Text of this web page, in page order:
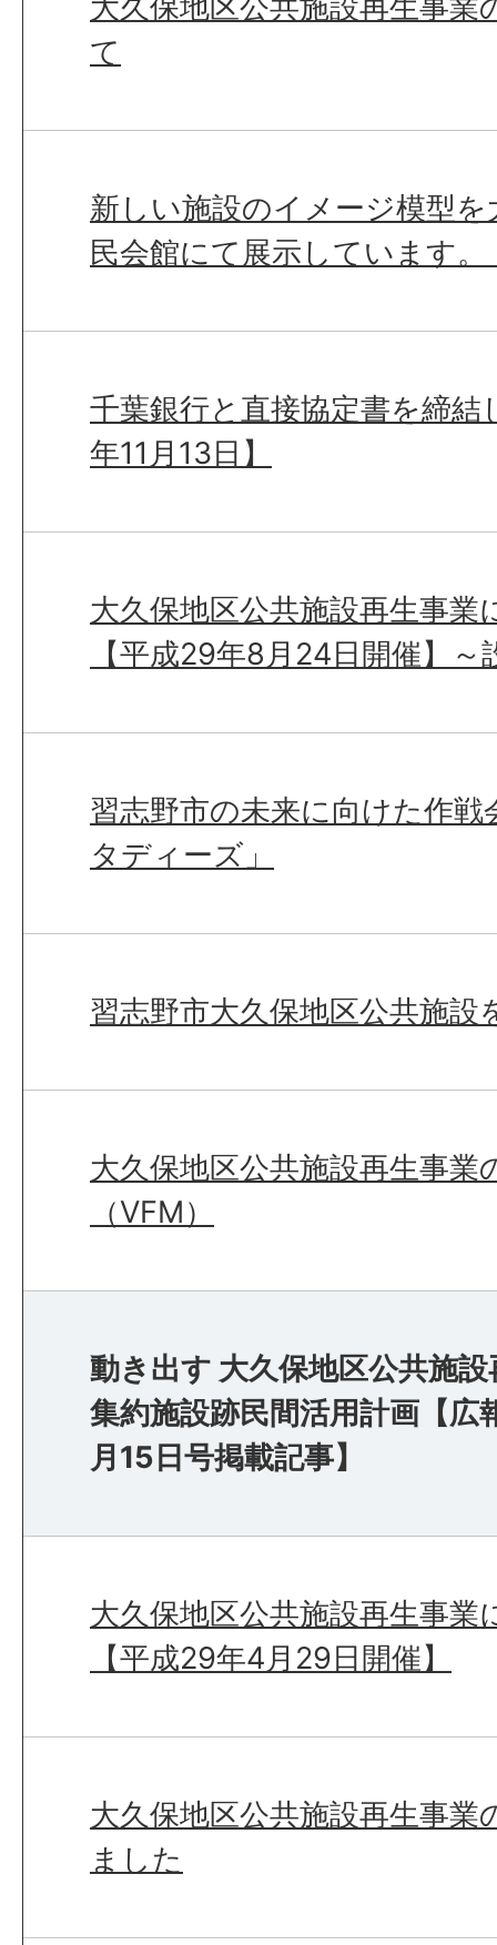
大久保地区公共施設再生事業
て
新しい施設のイメージ模型を
民会館にて展示しています。
千葉銀行と直接協定書を締
年11月13日】
大久保地区公共施設再生事業
【平成29年8月24日開催】～
習志野市の未来に向けた作
タディーズ」
習志野市大久保地区公共施設
大久保地区公共施設再生事業
（VFM）
動き出す 大久保地区公共施
集約施設跡民間活用計画【
月15日号掲載記事】
大久保地区公共施設再生事業
【平成29年4月29日開催】
大久保地区公共施設再生事業
ました